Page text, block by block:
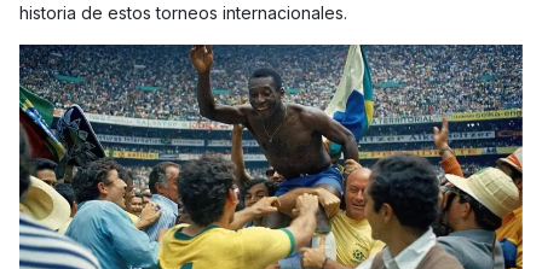
historia de estos torneos internacionales.